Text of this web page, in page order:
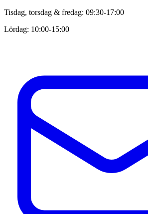
Tisdag, torsdag & fredag: 09:30-17:00
Lördag: 10:00-15:00